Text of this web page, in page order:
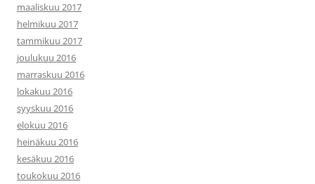
maaliskuu 2017
helmikuu 2017
tammikuu 2017
joulukuu 2016
marraskuu 2016
lokakuu 2016
syyskuu 2016
elokuu 2016
heinäkuu 2016
kesäkuu 2016
toukokuu 2016